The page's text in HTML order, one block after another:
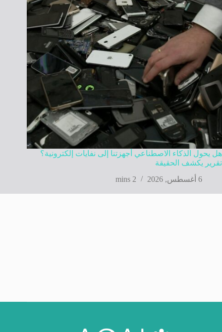
هل يحول الذكاء الاصطناعي أجهزتنا إلى نفايات إلكترونية؟
تقرير يكشف الحقيقة
6 أغسطس, 2026
2 mins